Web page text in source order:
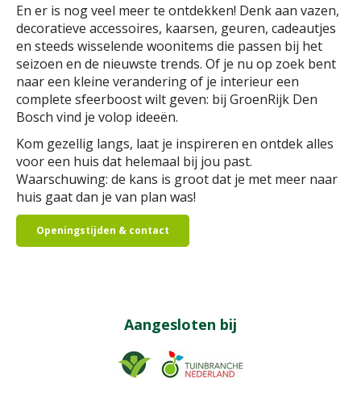
En er is nog veel meer te ontdekken! Denk aan vazen,
decoratieve accessoires, kaarsen, geuren, cadeautjes
en steeds wisselende woonitems die passen bij het
seizoen en de nieuwste trends. Of je nu op zoek bent
naar een kleine verandering of je interieur een
complete sfeerboost wilt geven: bij GroenRijk Den
Bosch vind je volop ideeën.
Kom gezellig langs, laat je inspireren en ontdek alles
voor een huis dat helemaal bij jou past.
Waarschuwing: de kans is groot dat je met meer naar
huis gaat dan je van plan was!
Openingstijden & contact
Aangesloten bij